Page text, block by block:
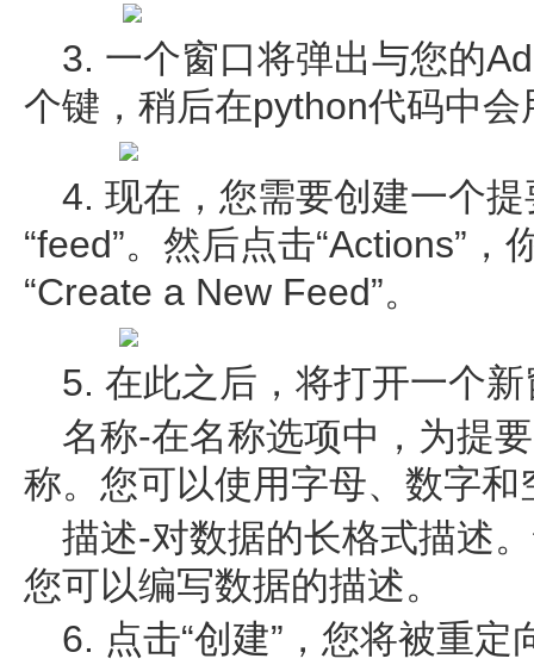
3. 一个窗口将弹出与您的
个键，稍后在python代码中会
4. 现在，您需要创建一个
“feed”。然后点击“Actions”
“Create a New Feed”。
5. 在此之后，将打开一个
名称-在名称选项中，为提
称。您可以使用字母、数字和
描述-对数据的长格式描述
您可以编写数据的描述。
6. 点击“创建”，您将被重